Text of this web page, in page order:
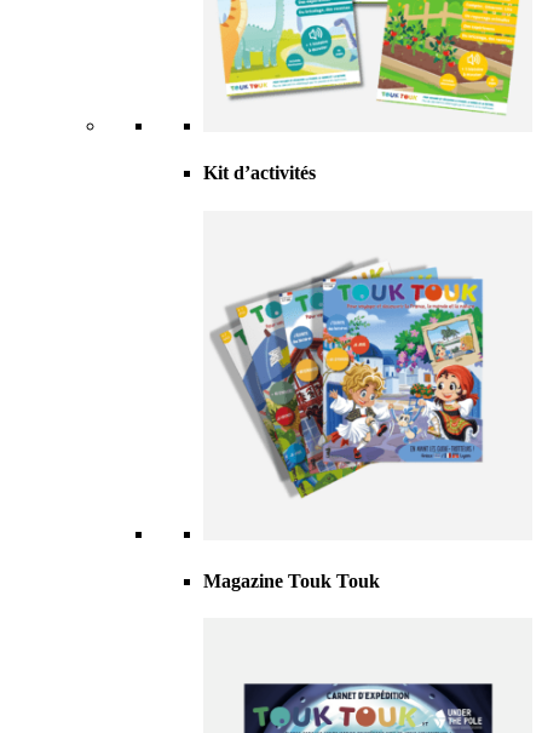
Kit d’activités
Magazine Touk Touk